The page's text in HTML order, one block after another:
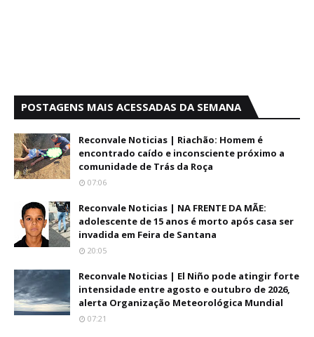
POSTAGENS MAIS ACESSADAS DA SEMANA
Reconvale Noticias | Riachão: Homem é
encontrado caído e inconsciente próximo a
comunidade de Trás da Roça
07:06
Reconvale Noticias | NA FRENTE DA MÃE:
adolescente de 15 anos é morto após casa ser
invadida em Feira de Santana
20:05
Reconvale Noticias | El Niño pode atingir forte
intensidade entre agosto e outubro de 2026,
alerta Organização Meteorológica Mundial
07:21